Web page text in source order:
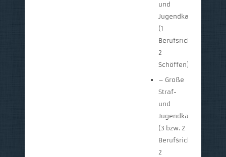
und
Jugendkammer
(1
Berufsrichter,
2
Schöffen)
– Große
Straf-
und
Jugendkammer
(3 bzw. 2
Berufsrichter,
2